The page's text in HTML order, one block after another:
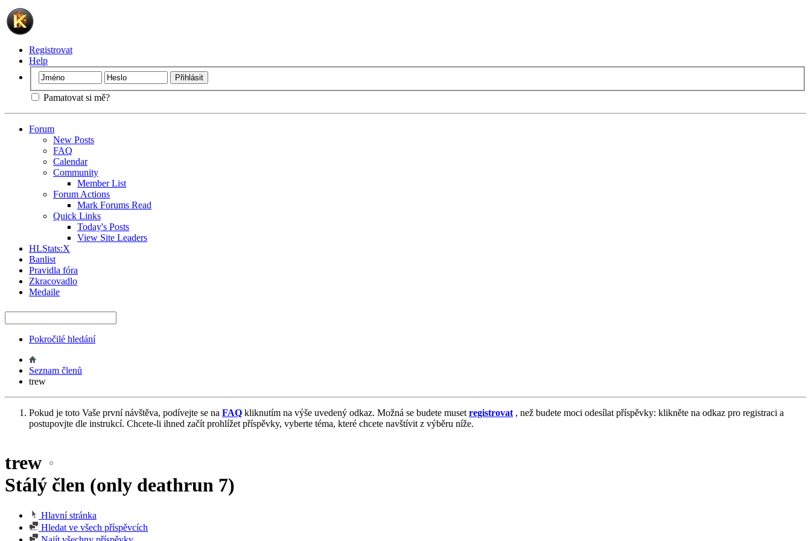
Registrovat
Help
Pamatovat si mě?
Forum
New Posts
FAQ
Calendar
Community
Member List
Forum Actions
Mark Forums Read
Quick Links
Today's Posts
View Site Leaders
HLStats:X
Banlist
Pravidla fóra
Zkracovadlo
Medaile
Pokročilé hledání
Seznam členů
trew
Pokud je toto Vaše první návštěva, podívejte se na FAQ kliknutím na výše uvedený odkaz. Možná se budete muset registrovat , než budete moci odesílat příspěvky: klikněte na odkaz pro registraci a
postupovjte dle instrukcí. Chcete-li ihned začít prohlížet příspěvky, vyberte téma, které chcete navštívit z výběru níže.
trew
Stálý člen (only deathrun 7)
Hlavní stránka
Hledat ve všech příspěvcích